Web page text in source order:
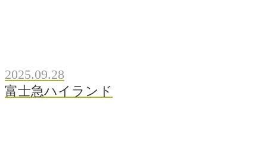
2025.09.28
富士急ハイランド